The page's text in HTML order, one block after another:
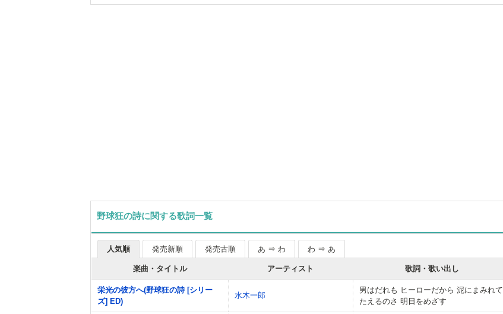
野球狂の詩に関する歌詞一覧
人気順 発売新順 発売古順 あ ⇒ わ わ ⇒ あ
楽曲・タイトル アーティスト 歌詞・歌い出し
栄光の彼方へ(野球狂の詩 [シリー
ズ] ED)
水木一郎
男はだれも ヒーローだから 泥にまみれて
たえるのさ 明日をめざす